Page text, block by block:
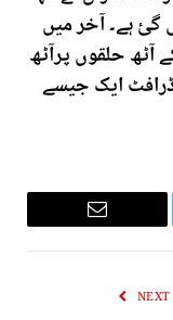
گئ ہے۔ آخر میں
آٹھ حلقوں پرآٹھ
ایک جیسے
Email